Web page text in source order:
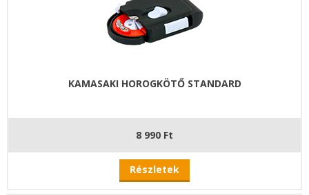
KAMASAKI HOROGKÖTŐ STANDARD
8 990 Ft
Részletek